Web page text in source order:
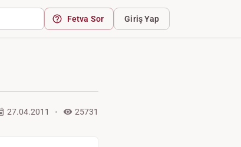
Fetva Sor Giriş Yap
27.04.2011 25731